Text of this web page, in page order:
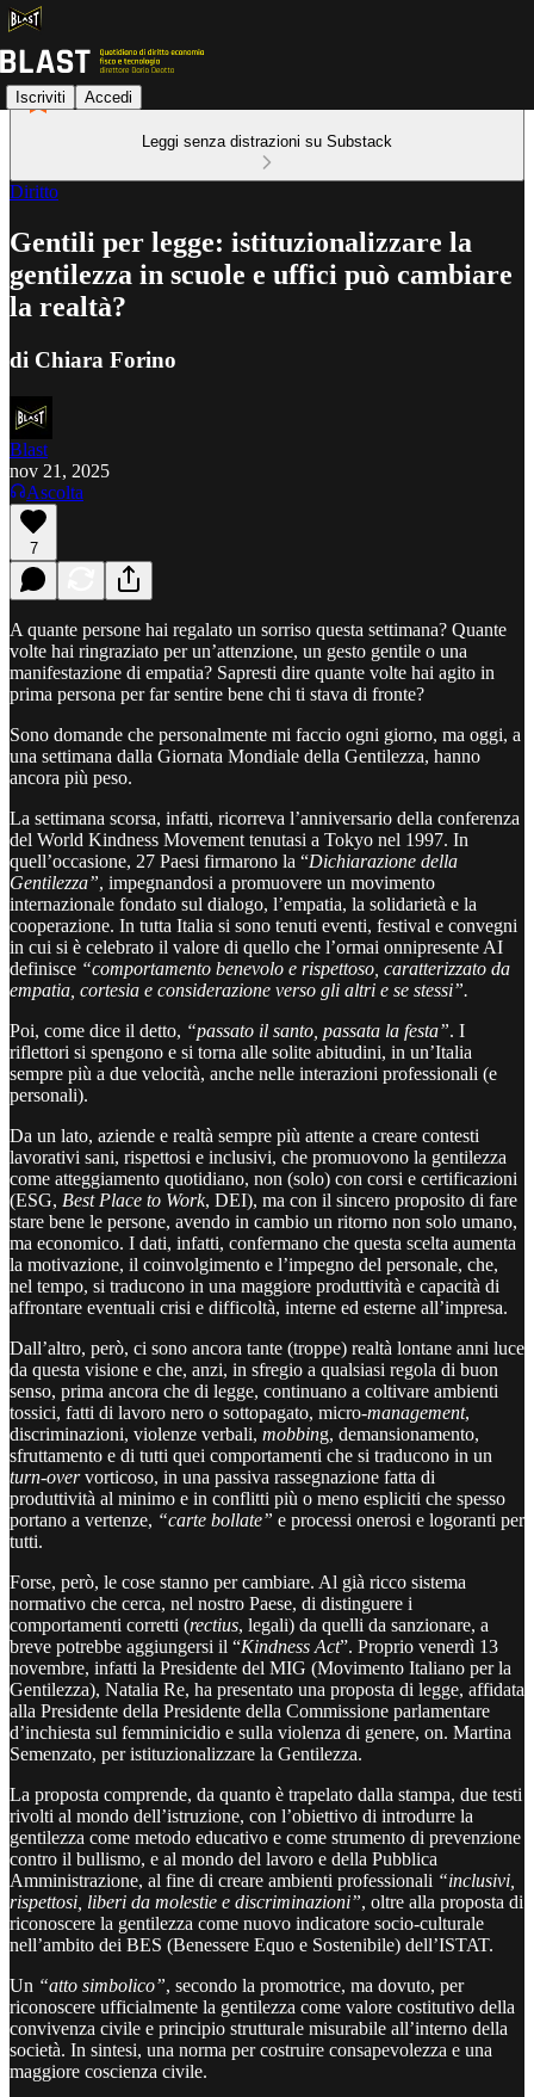
Iscriviti Accedi
Leggi senza distrazioni su Substack
Diritto
Gentili per legge: istituzionalizzare la
gentilezza in scuole e uffici può cambiare
la realtà?
di Chiara Forino
Blast
nov 21, 2025
Ascolta
7
A quante persone hai regalato un sorriso questa settimana? Quante
volte hai ringraziato per un’attenzione, un gesto gentile o una
manifestazione di empatia? Sapresti dire quante volte hai agito in
prima persona per far sentire bene chi ti stava di fronte?
Sono domande che personalmente mi faccio ogni giorno, ma oggi, a
una settimana dalla Giornata Mondiale della Gentilezza, hanno
ancora più peso.
La settimana scorsa, infatti, ricorreva l’anniversario della conferenza
del World Kindness Movement tenutasi a Tokyo nel 1997. In
quell’occasione, 27 Paesi firmarono la “Dichiarazione della
Gentilezza”, impegnandosi a promuovere un movimento
internazionale fondato sul dialogo, l’empatia, la solidarietà e la
cooperazione. In tutta Italia si sono tenuti eventi, festival e convegni
in cui si è celebrato il valore di quello che l’ormai onnipresente AI
definisce “comportamento benevolo e rispettoso, caratterizzato da
empatia, cortesia e considerazione verso gli altri e se stessi”.
Poi, come dice il detto, “passato il santo, passata la festa”. I
riflettori si spengono e si torna alle solite abitudini, in un’Italia
sempre più a due velocità, anche nelle interazioni professionali (e
personali).
Da un lato, aziende e realtà sempre più attente a creare contesti
lavorativi sani, rispettosi e inclusivi, che promuovono la gentilezza
come atteggiamento quotidiano, non (solo) con corsi e certificazioni
(ESG, Best Place to Work, DEI), ma con il sincero proposito di fare
stare bene le persone, avendo in cambio un ritorno non solo umano,
ma economico. I dati, infatti, confermano che questa scelta aumenta
la motivazione, il coinvolgimento e l’impegno del personale, che,
nel tempo, si traducono in una maggiore produttività e capacità di
affrontare eventuali crisi e difficoltà, interne ed esterne all’impresa.
Dall’altro, però, ci sono ancora tante (troppe) realtà lontane anni luce
da questa visione e che, anzi, in sfregio a qualsiasi regola di buon
senso, prima ancora che di legge, continuano a coltivare ambienti
tossici, fatti di lavoro nero o sottopagato, micro-management,
discriminazioni, violenze verbali, mobbing, demansionamento,
sfruttamento e di tutti quei comportamenti che si traducono in un
turn-overvorticoso, in una passiva rassegnazione fatta di
produttività al minimo e in conflitti più o meno espliciti che spesso
portano a vertenze, “carte bollate” e processi onerosi e logoranti per
tutti.
Forse, però, le cose stanno per cambiare. Al già ricco sistema
normativo che cerca, nel nostro Paese, di distinguere i
comportamenti corretti (rectius, legali) da quelli da sanzionare, a
breve potrebbe aggiungersi il “Kindness Act”. Proprio venerdì 13
novembre, infatti la Presidente del MIG (Movimento Italiano per la
Gentilezza), Natalia Re, ha presentato una proposta di legge, affidata
alla Presidente della Presidente della Commissione parlamentare
d’inchiesta sul femminicidio e sulla violenza di genere, on. Martina
Semenzato, per istituzionalizzare la Gentilezza.
La proposta comprende, da quanto è trapelato dalla stampa, due testi
rivolti al mondo dell’istruzione, con l’obiettivo di introdurre la
gentilezza come metodo educativo e come strumento di prevenzione
contro il bullismo, e al mondo del lavoro e della Pubblica
Amministrazione, al fine di creare ambienti professionali “inclusivi,
rispettosi, liberi da molestie e discriminazioni”, oltre alla proposta di
riconoscere la gentilezza come nuovo indicatore socio-culturale
nell’ambito dei BES (Benessere Equo e Sostenibile) dell’ISTAT.
Un “atto simbolico”, secondo la promotrice, ma dovuto, per
riconoscere ufficialmente la gentilezza come valore costitutivo della
convivenza civile e principio strutturale misurabile all’interno della
società. In sintesi, una norma per costruire consapevolezza e una
maggiore coscienza civile.